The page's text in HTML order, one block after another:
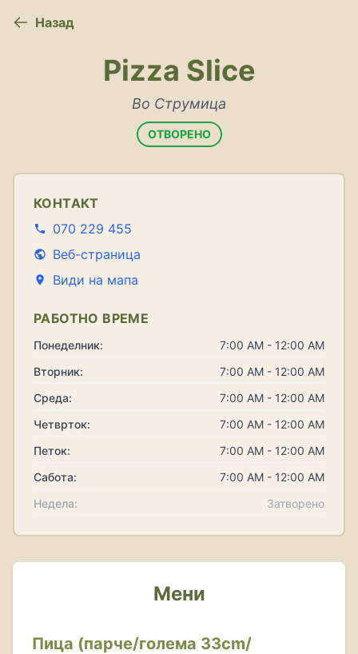
Назад
Pizza Slice
Во Струмица
ОТВОРЕНО
КОНТАКТ
070 229 455
Веб-страница
Види на мапа
РАБОТНО ВРЕМЕ
Понеделник:
7:00 AM - 12:00 AM
Вторник:
7:00 AM - 12:00 AM
Среда:
7:00 AM - 12:00 AM
Четврток:
7:00 AM - 12:00 AM
Петок:
7:00 AM - 12:00 AM
Сабота:
7:00 AM - 12:00 AM
Недела:
Затворено
Мени
Пица (парче/голема 33cm/